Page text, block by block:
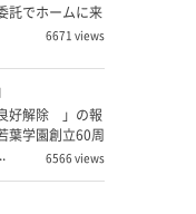
託でホームに来
6671 views
好解除 」の報
学園創立60周
6566 views